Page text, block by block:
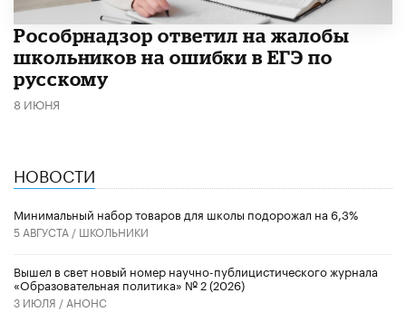
Рособрнадзор ответил на жалобы
школьников на ошибки в ЕГЭ по
русскому
8 ИЮНЯ
НОВОСТИ
Минимальный набор товаров для школы подорожал на 6,3%
5 АВГУСТА / ШКОЛЬНИКИ
Вышел в свет новый номер научно-публицистического журнала
«Образовательная политика» № 2 (2026)
3 ИЮЛЯ / АНОНС